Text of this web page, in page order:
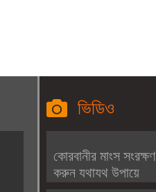
ভিডিও
কোরবানীর মাংস সংরক্ষণ
করুন যথাযথ উপায়ে